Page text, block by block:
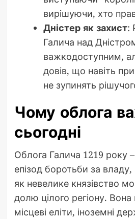
вирішуючи, хто
Дністер як захист:
Галича над
важкодоступним,
довів, що навіть
не зупинять
Чому облога
сьогодні
Облога Галича 1219 року
епізод боротьби за владу,
як невелике князівство
долю цілого регіону. Вона
місцеві еліти, іноземні